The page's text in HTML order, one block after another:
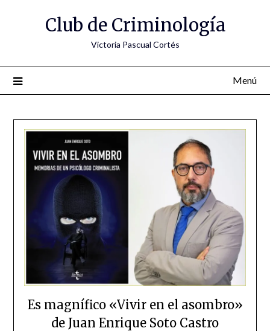
Club de Criminología
Victoria Pascual Cortés
Menú
Es magnífico «Vivir en el asombro»
de Juan Enrique Soto Castro